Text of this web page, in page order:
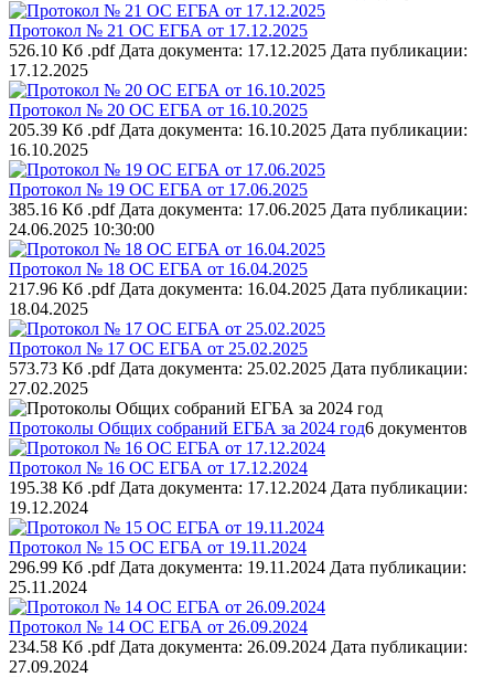
Протокол № 21 ОС ЕГБА от 17.12.2025
526.10 Кб .pdf Дата документа: 17.12.2025 Дата публикации:
17.12.2025
Протокол № 20 ОС ЕГБА от 16.10.2025
205.39 Кб .pdf Дата документа: 16.10.2025 Дата публикации:
16.10.2025
Протокол № 19 ОС ЕГБА от 17.06.2025
385.16 Кб .pdf Дата документа: 17.06.2025 Дата публикации:
24.06.2025 10:30:00
Протокол № 18 ОС ЕГБА от 16.04.2025
217.96 Кб .pdf Дата документа: 16.04.2025 Дата публикации:
18.04.2025
Протокол № 17 ОС ЕГБА от 25.02.2025
573.73 Кб .pdf Дата документа: 25.02.2025 Дата публикации:
27.02.2025
Протоколы Общих собраний ЕГБА за 2024 год6 документов
Протокол № 16 ОС ЕГБА от 17.12.2024
195.38 Кб .pdf Дата документа: 17.12.2024 Дата публикации:
19.12.2024
Протокол № 15 ОС ЕГБА от 19.11.2024
296.99 Кб .pdf Дата документа: 19.11.2024 Дата публикации:
25.11.2024
Протокол № 14 ОС ЕГБА от 26.09.2024
234.58 Кб .pdf Дата документа: 26.09.2024 Дата публикации:
27.09.2024